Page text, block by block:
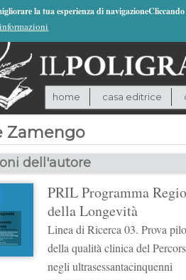
la tua esperienza di
home casa editrice
Zamengo
dell'autore
PRIL Programma
della Longevità
Linea di Ricerca 03. Prova
della qualità clinica del
negli ultrasessantacinquenni